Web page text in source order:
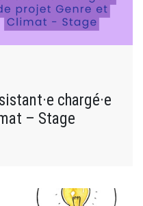
chargé·e
– Stage